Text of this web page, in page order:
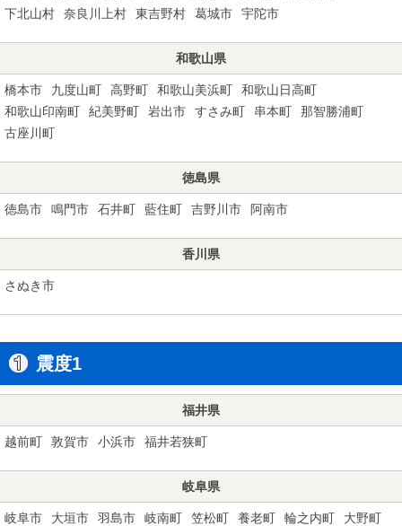
下北山村
奈良川上村 東吉野村 葛城市 宇陀市
和歌山県
橋本市 九度山町 高野町 和歌山美浜町
和歌山日高町
和歌山印南町
紀美野町 岩出市 すさみ町 串本町
那智勝浦町
古座川町
徳島県
徳島市 鳴門市 石井町 藍住町 吉野川市 阿南市
香川県
さぬき市
震度1
福井県
越前町 敦賀市 小浜市 福井若狭町
岐阜県
岐阜市 大垣市 羽島市 岐南町 笠松町 養老町 輪之内町
大野町